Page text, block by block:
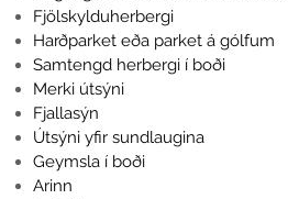
Fjölskylduherbergi
Harðparket eða parket á gólfum
Samtengd herbergi í boði
Merki útsýni
Fjallasýn
Útsýni yfir sundlaugina
Geymsla í boði
Arinn